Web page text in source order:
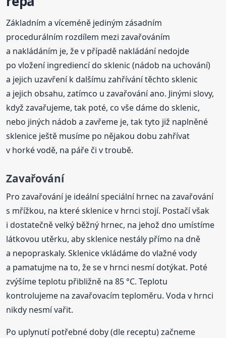
Základním a víceméně jediným zásadním
procedurálním rozdílem mezi zavařováním
a nakládáním je, že v případě nakládání nedojde
po vložení ingrediencí do sklenic (nádob na uchování)
a jejich uzavření k dalšímu zahřívání těchto sklenic
a jejich obsahu, zatímco u zavařování ano. Jinými slovy,
když zavařujeme, tak poté, co vše dáme do sklenic,
nebo jiných nádob a zavřeme je, tak tyto již naplněné
sklenice ještě musíme po nějakou dobu zahřívat
v horké vodě, na páře či v troubě.
Zavařování
Pro zavařování je ideální speciální hrnec na zavařování
s mřížkou, na které sklenice v hrnci stojí. Postačí však
i dostatečně velký běžný hrnec, na jehož dno umístíme
látkovou utěrku, aby sklenice nestály přímo na dně
a nepopraskaly. Sklenice vkládáme do vlažné vody
a pamatujme na to, že se v hrnci nesmí dotýkat. Poté
zvýšíme teplotu přibližně na 85 °C. Teplotu
kontrolujeme na zavařovacím teploměru. Voda v hrnci
nikdy nesmí vařit.
Po uplynutí potřebné doby (dle receptu) začneme